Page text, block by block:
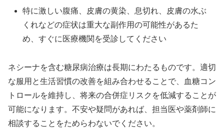
特に激しい腹痛、皮膚の黄染、息切れ、皮膚の水ぶ
くれなどの症状は重大な副作用の可能性があるた
め、すぐに医療機関を受診してください
ネシーナを含む糖尿病治療は長期にわたるものです。適切
な服用と生活習慣の改善を組み合わせることで、血糖コン
トロールを維持し、将来の合併症リスクを低減することが
可能になります。不安や疑問があれば、担当医や薬剤師に
相談することをためらわないでください。